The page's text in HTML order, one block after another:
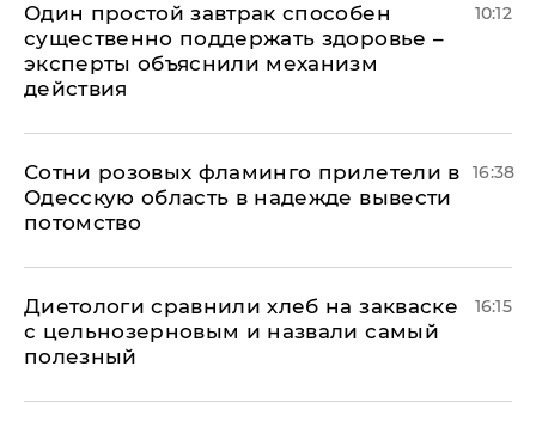
Один простой завтрак способен
существенно поддержать здоровье –
эксперты объяснили механизм
действия
10:12
Сотни розовых фламинго прилетели в
Одесскую область в надежде вывести
потомство
16:38
Диетологи сравнили хлеб на закваске
с цельнозерновым и назвали самый
полезный
16:15